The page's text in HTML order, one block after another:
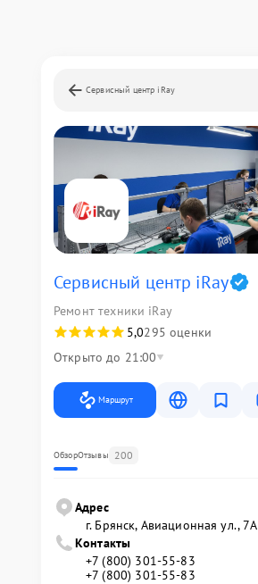
Сервисный центр iRay
Сервисный центр iRay
Ремонт техники iRay
5,0295 оценки
Открыто до 21:00
Маршрут
ОбзорОтзывы 200
Адрес
г. Брянск, Авиационная ул., 7А
Контакты
+7 (800) 301-55-83
+7 (800) 301-55-83